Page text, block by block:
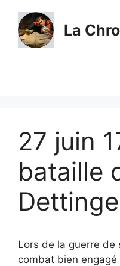
contenu
La
27 juin
bataille
Lors de la guerre de
combat bien